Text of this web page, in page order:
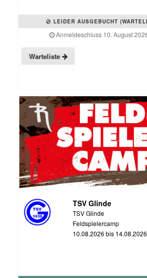
LEIDER AUSGEBUCHT
Anmeldeschluss 10. August
Warteliste
TSV Glinde
TSV Glinde
Feldspielercamp
10.08.2026 bis